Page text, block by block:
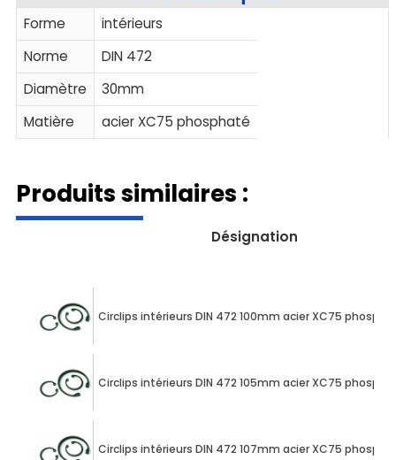
Forme
intérieurs
Norme
DIN 472
Diamètre
30mm
Matière
acier XC75 phosphaté
Produits similaires :
Désignation
Circlips intérieurs DIN 472 100mm acier XC75
Circlips intérieurs DIN 472 105mm acier XC75
Circlips intérieurs DIN 472 107mm acier XC75